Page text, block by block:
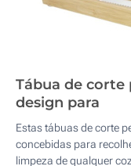
Tábua de corte
design para
Estas tábuas de corte
concebidas para
limpeza de qualquer